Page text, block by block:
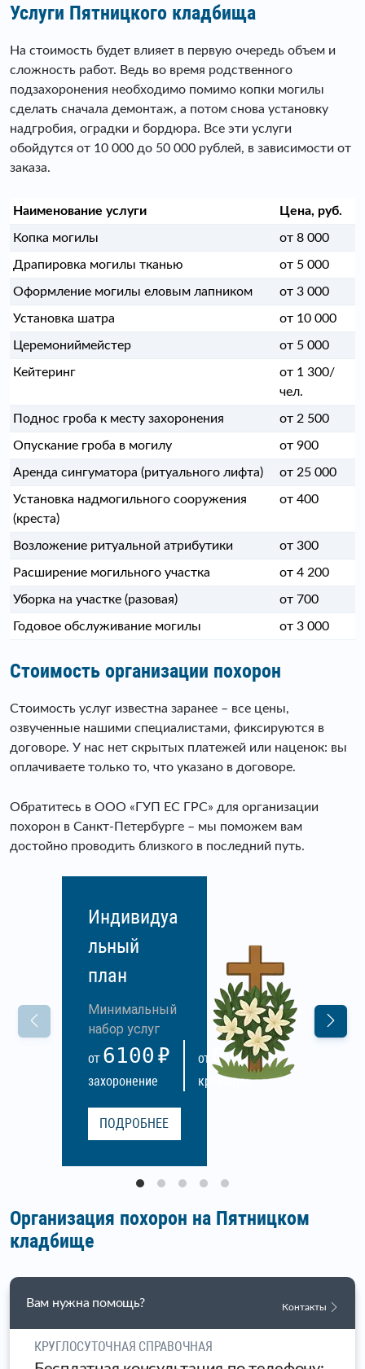
Услуги Пятницкого кладбища
На стоимость будет влияет в первую очередь объем и
сложность работ. Ведь во время родственного
подзахоронения необходимо помимо копки могилы
сделать сначала демонтаж, а потом снова установку
надгробия, оградки и бордюра. Все эти услуги
обойдутся от 10 000 до 50 000 рублей, в зависимости от
заказа.
Наименование услуги Цена, руб.
Копка могилы от 8 000
Драпировка могилы тканью от 5 000
Оформление могилы еловым лапником от 3 000
Установка шатра от 10 000
Церемониймейстер от 5 000
Кейтеринг
от 1 300/
чел.
Поднос гроба к месту захоронения от 2 500
Опускание гроба в могилу от 900
Аренда сингуматора (ритуального лифта) от 25 000
Установка надмогильного сооружения
(креста)
от 400
Возложение ритуальной атрибутики от 300
Расширение могильного участка от 4 200
Уборка на участке (разовая) от 700
Годовое обслуживание могилы от 3 000
Стоимость организации похорон
Стоимость услуг известна заранее – все цены,
озвученные нашими специалистами, фиксируются в
договоре. У нас нет скрытых платежей или наценок: вы
оплачиваете только то, что указано в договоре.
Обратитесь в ООО «ГУП ЕС ГРС» для организации
похорон в Санкт-Петербурге – мы поможем вам
достойно проводить близкого в последний путь.
Индивидуа
льный
план
Минимальный
набор услуг
ОТ 6100
захоронение
ОТ 6100
кремация
ПОДРОБНЕЕ
Организация похорон на Пятницком
кладбище
Вам нужна помощь? Контакты
КРУГЛОСУТОЧНАЯ СПРАВОЧНАЯ